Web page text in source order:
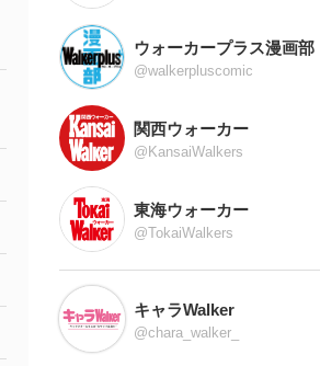
ウォーカープラス漫画部
@walkerpluscomic
関西ウォーカー
@KansaiWalkers
東海ウォーカー
@TokaiWalkers
キャラWalker
@chara_walker_